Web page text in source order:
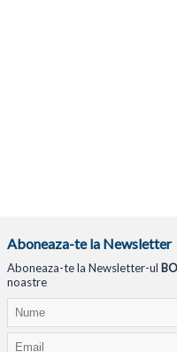
Aboneaza-te la Newsletter
Aboneaza-te la Newsletter-ul
noastre